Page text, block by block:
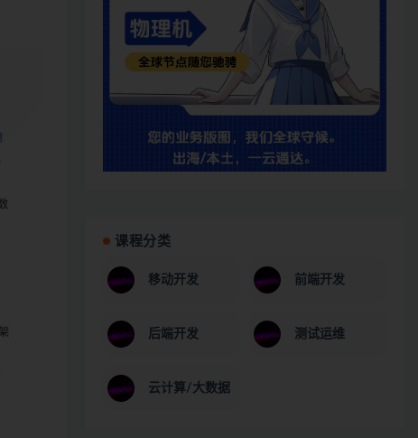
课程分类
移动开发 前端开发
后端开发 测试运维
云计算/大数据